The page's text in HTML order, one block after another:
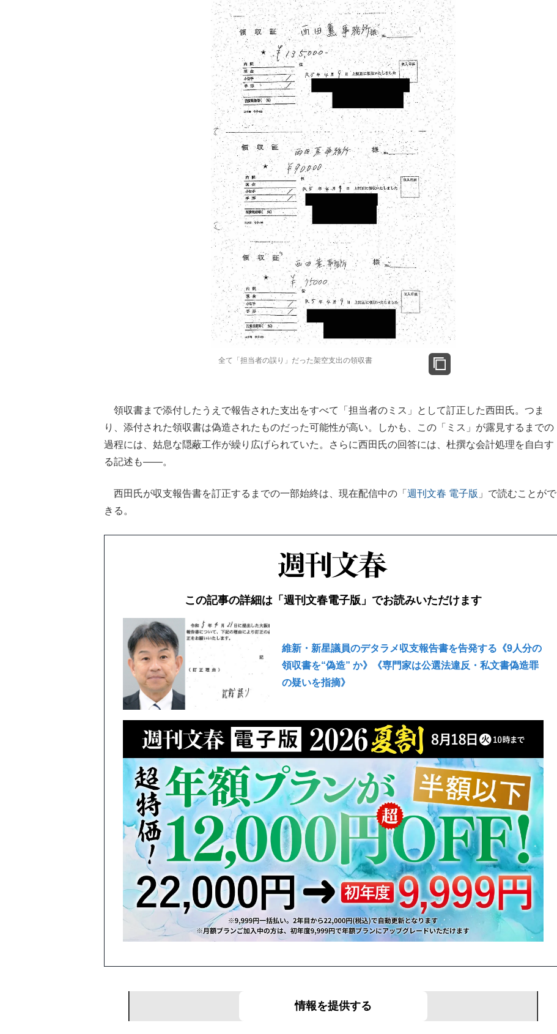
全て「担当者の誤り」だった架空支出の領収書
領収書まで添付したうえで報告された支出をすべて「担当者のミス」として訂正した西田氏。つま
り、添付された領収書は偽造されたものだった可能性が高い。しかも、この「ミス」が露見するまでの
過程には、姑息な隠蔽工作が繰り広げられていた。さらに西田氏の回答には、杜撰な会計処理を自白す
る記述も――。
西田氏が収支報告書を訂正するまでの一部始終は、現在配信中の「 週刊文春 電子版 」で読むことがで
きる。
この記事の詳細は「週刊文春電子版」でお読みいただけます
維新・新星議員のデタラメ収支報告書を告発する《9人分の
領収書を“偽造” か》《専門家は公選法違反・私文書偽造罪
の疑いを指摘》
情報を提供する